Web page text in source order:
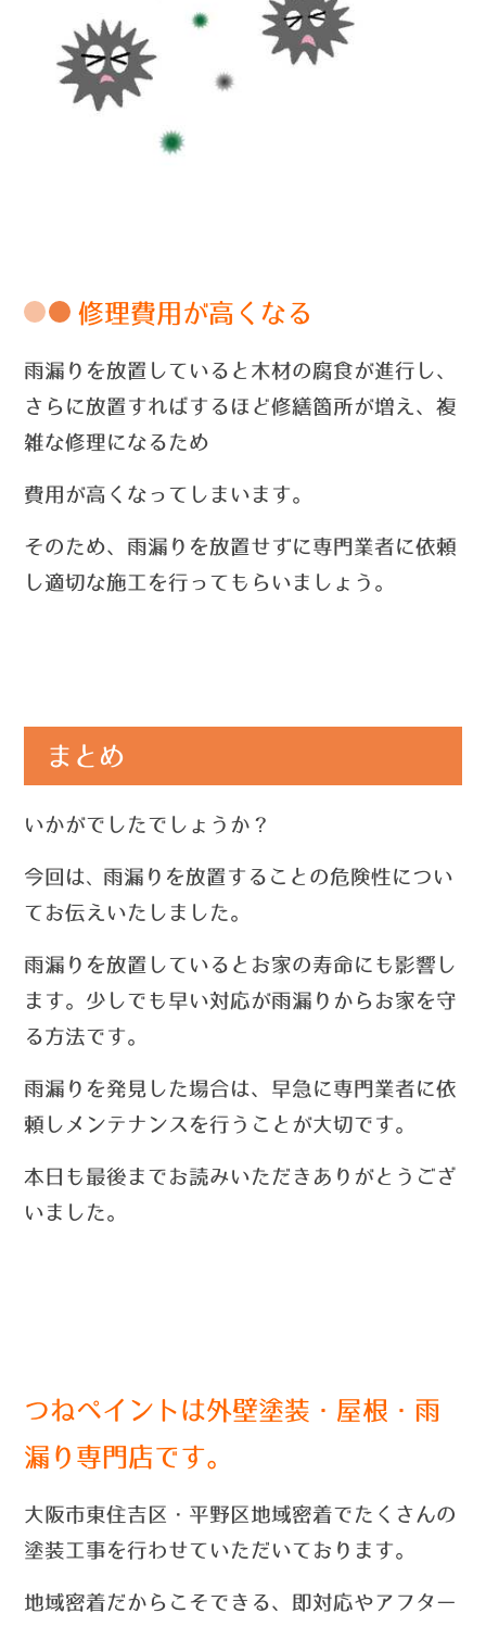
修理費用が高くなる
雨漏りを放置していると木材の腐食が進行し、
さらに放置すればするほど修繕箇所が増え、複
雑な修理になるため
費用が高くなってしまいます。
そのため、雨漏りを放置せずに専門業者に依頼
し適切な施工を行ってもらいましょう。
まとめ
いかがでしたでしょうか？
今回は、 雨漏りを放置することの危険性につい
てお伝えいたしました。
雨漏りを放置しているとお家の寿命にも影響し
ます。少しでも早い対応が雨漏りからお家を守
る方法です。
雨漏りを発見した場合は、早急に専門業者に依
頼しメンテナンスを行うことが大切です。
本日も最後までお読みいただきありがとうござ
いました。
つねペイントは外壁塗装・屋根・雨
漏り専門店です。
大阪市東住吉区・平野区地域密着でたくさんの
塗装工事を行わせていただいております。
地域密着だからこそできる、即対応やアフター